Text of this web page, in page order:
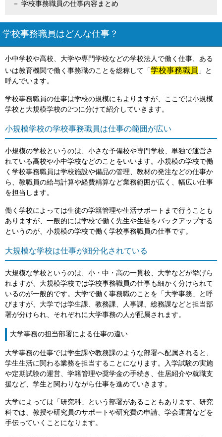
学校事務職員の仕事内容まとめ
学校事務職員はどんな仕事？
小中学校や高校、大学や専門学校などの学校法人で働く仕事、ある
いは教育機関で働く事務職のことを総称して「 学校事務職員 」と
呼んでいます。
学校事務職員の仕事は学校の規模にもよりますが、ここでは小規模
学校と大規模学校の2つに分けて紹介していきます。
小規模学校の学校事務職員は仕事の範囲が広い
小規模の学校というのは、小さな予備校や専門学校、単独で運営さ
れている高校や小中学校などのことをいいます。小規模の学校で働
く学校事務職員は学校施設や備品の管理、教材の発注などの仕事か
ら、教職員の給与計算や経費精算など業務範囲が広く、幅広い仕事
を担当します。
働く学校によっては生徒の学籍管理や生活サポートまで行うことも
ありますが、一般的には学校で働く先生や生徒をバックアップする
というのが、小規模の学校で働く学校事務職員の仕事です。
大規模な学校は仕事が細分化されている
大規模な学校というのは、小・中・高の一貫校、大学などが挙げら
れますが、大規模学校では学校事務職員の仕事も細かく分けられて
いるのが一般的です。大学で働く事務職のことを「大学事務」と呼
びますが、大学では学生課、教務課、人事課、総務課などと担当部
署が分けられ、それぞれに大学事務の人が配属されます。
大学事務の担当部署による仕事の違い
大学事務の仕事では学生課や教務課のような部署へ配属されると、
学生生活に関わる業務を担当することになります。入学試験の実施
や定期試験の運営、学籍管理や奨学金の手続き、住居紹介や就職支
援など、学生と関わりながら仕事を進めていきます。
大学によっては「研究科」という部署があることもあります。研究
科では、教授や研究員のサポートや研究費の申請、学会運営などを
手伝っていくことになります。